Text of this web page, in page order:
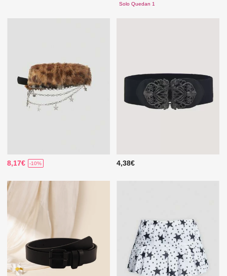
Solo Quedan 1
8,17€ -10% 4,38€